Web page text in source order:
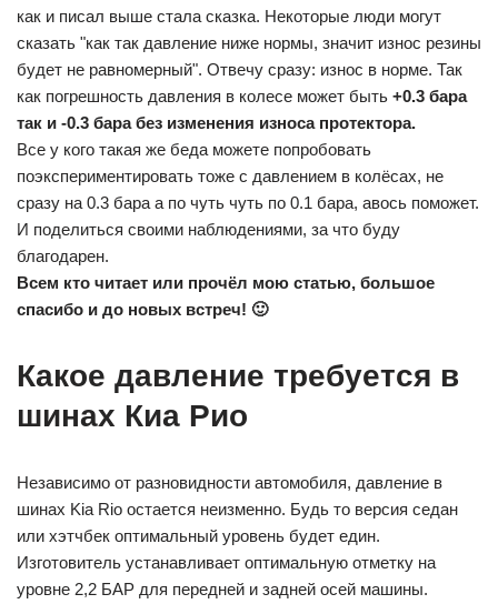
как и писал выше стала сказка. Некоторые люди могут
сказать "как так давление ниже нормы, значит износ резины
будет не равномерный". Отвечу сразу: износ в норме. Так
как погрешность давления в колесе может быть +0.3 бара
так и -0.3 бара без изменения износа протектора.
Все у кого такая же беда можете попробовать
поэкспериментировать тоже с давлением в колёсах, не
сразу на 0.3 бара а по чуть чуть по 0.1 бара, авось поможет.
И поделиться своими наблюдениями, за что буду
благодарен.
Всем кто читает или прочёл мою статью, большое
спасибо и до новых встреч! 🙂
Какое давление требуется в
шинах Киа Рио
Независимо от разновидности автомобиля, давление в
шинах Kia Rio остается неизменно. Будь то версия седан
или хэтчбек оптимальный уровень будет един.
Изготовитель устанавливает оптимальную отметку на
уровне 2,2 БАР для передней и задней осей машины.